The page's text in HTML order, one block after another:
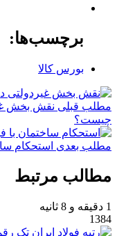
برچسب‌ها:
بورس کالا
مطلب قبلی نقش‌ بخش
چیست؟
مطلب بعدی استحکام
مطالب مرتبط
1 دقیقه و 8 ثانیه
1384